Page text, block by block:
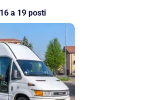
a 19 posti